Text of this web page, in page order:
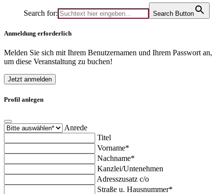
Search for: Search Button
Anmeldung erforderlich
Melden Sie sich mit Ihrem Benutzernamen und Ihrem Passwort an,
um diese Veranstaltung zu buchen!
Jetzt anmelden
Profil anlegen
Anrede
Titel
Vorname*
Nachname*
Kanzlei/Untenehmen
Adresszusatz c/o
Straße u. Hausnummer*